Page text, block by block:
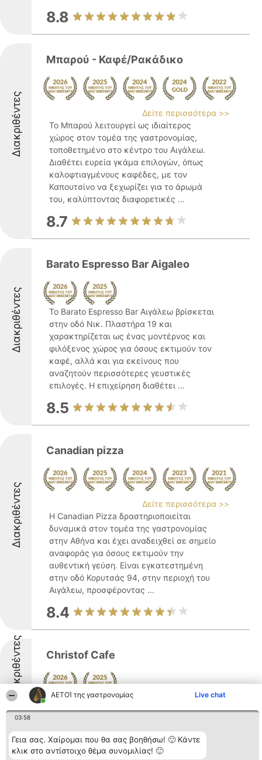
ΑΕΤΟΊ της γαστρονομίας Live chat
03:58
Γεια σας. Χαίρομαι που θα σας βοηθήσω! 🙂 Κάντε
κλικ στο αντίστοιχο θέμα συνομιλίας! 🙂
8.8
Διακριθέντες
Μπαρού - Καφέ/Ρακάδικο
Δείτε περισσότερα >>
Το Μπαρού λειτουργεί ως ιδιαίτερος
χώρος στον τομέα της γαστρονομίας,
τοποθετημένο στο κέντρο του Αιγάλεω.
Διαθέτει ευρεία γκάμα επιλογών, όπως
καλοφτιαγμένους καφέδες, με τον
Καπουτσίνο να ξεχωρίζει για το άρωμά
του, καλύπτοντας διαφορετικές ...
8.7
Διακριθέντες
Barato Espresso Bar Aigaleo
Το Barato Espresso Bar Αιγάλεω βρίσκεται
στην οδό Νικ. Πλαστήρα 19 και
χαρακτηρίζεται ως ένας μοντέρνος και
φιλόξενος χώρος για όσους εκτιμούν τον
καφέ, αλλά και για εκείνους που
αναζητούν περισσότερες γευστικές
επιλογές. Η επιχείρηση διαθέτει ...
8.5
Διακριθέντες
Canadian pizza
Δείτε περισσότερα >>
Η Canadian Pizza δραστηριοποιείται
δυναμικά στον τομέα της γαστρονομίας
στην Αθήνα και έχει αναδειχθεί σε σημείο
αναφοράς για όσους εκτιμούν την
αυθεντική γεύση. Είναι εγκατεστημένη
στην οδό Κορυτσάς 94, στην περιοχή του
Αιγάλεω, προσφέροντας ...
8.4
Διακριθέντες Christof Cafe
8.5
Club Milos